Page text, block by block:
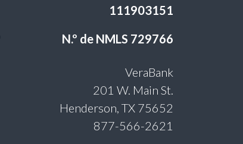
111903151
N.º de NMLS 729766
VeraBank
201 W. Main St.
Henderson, TX 75652
877-566-2621